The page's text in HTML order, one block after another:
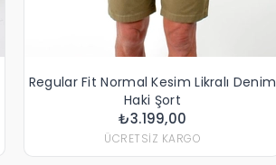
Regular Fit Normal Kesim Likralı Denim
Haki Şort
₺3.199,00
ÜCRETSIZ KARGO